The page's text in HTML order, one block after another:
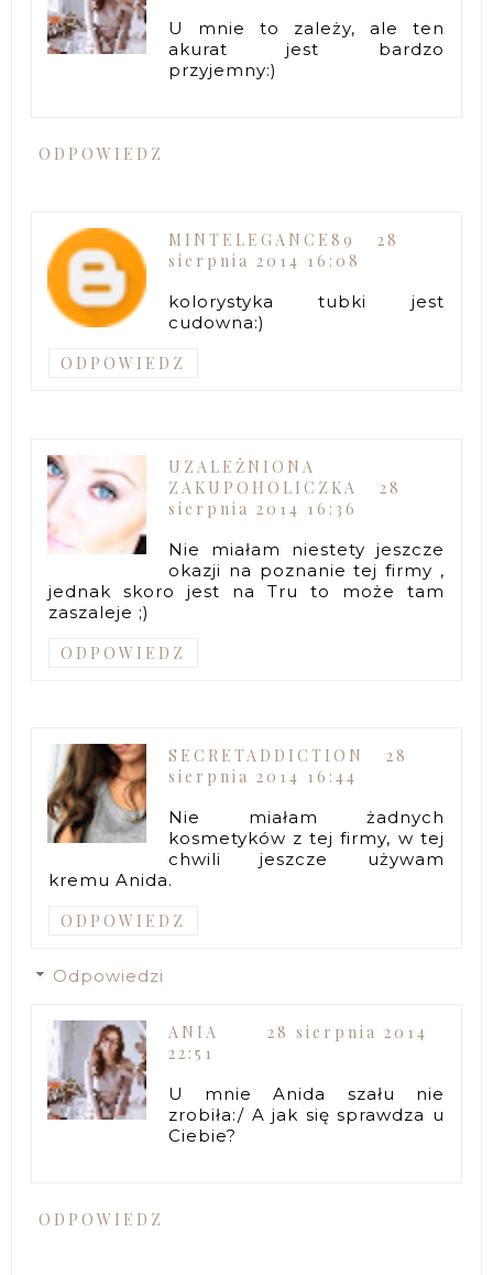
U mnie to zależy, ale ten
akurat jest bardzo
przyjemny:)
ODPOWIEDZ
MINTELEGANCE89
28
sierpnia 2014 16:08
kolorystyka tubki jest
cudowna:)
ODPOWIEDZ
UZALEŻNIONA
ZAKUPOHOLICZKA
28
sierpnia 2014 16:36
Nie miałam niestety jeszcze
okazji na poznanie tej firmy ,
jednak skoro jest na Tru to może tam
zaszaleje ;)
ODPOWIEDZ
SECRETADDICTION
28
sierpnia 2014 16:44
Nie miałam żadnych
kosmetyków z tej firmy, w tej
chwili jeszcze używam
kremu Anida.
ODPOWIEDZ
Odpowiedzi
ANIA
28 sierpnia 2014
22:51
U mnie Anida szału nie
zrobiła:/ A jak się sprawdza u
Ciebie?
ODPOWIEDZ